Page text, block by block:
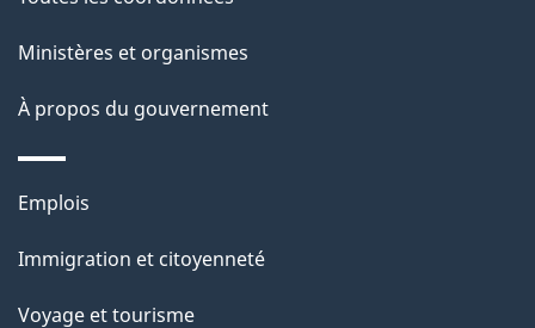
a
p
a
g
e
Ministères et organismes
À propos du gouvernement
Thèmes
sujets
Emplois
Immigration et citoyenneté
Voyage et tourisme